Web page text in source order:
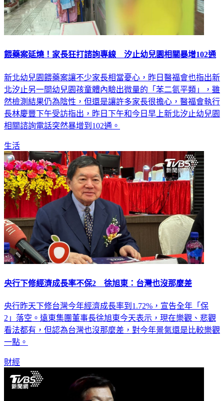
餵藥案延燒！家長狂打諮詢專線 汐止幼兒園相關暴增102通
新北幼兒園餵藥案讓不少家長相當憂心，昨日醫福會也指出新
北汐止另一間幼兒園孩童體內驗出微量的「苯二氮平類」，雖
然檢測結果仍為陰性，但還是讓許多家長很擔心，醫福會執行
長林慶豐下午受訪指出，昨日下午和今日早上新北汐止幼兒園
相關諮詢電話突然暴增到102通。
生活
央行下修經濟成長率不保2 徐旭東：台灣也沒那麼差
央行昨天下修台灣今年經濟成長率到1.72%，宣告全年「保
2」落空。遠東集團董事長徐旭東今天表示，現在樂觀、悲觀
看法都有，但認為台灣也沒那麼差，對今年景氣還是比較樂觀
一點。
財經